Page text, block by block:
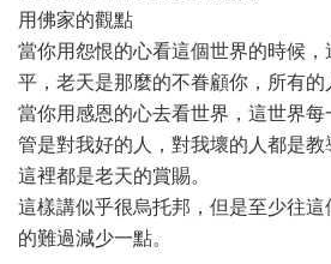
用佛家的觀點
當你用怨恨的心看這個世界的時候
平，老天是那麼的不眷顧你，所有的
當你用感恩的心去看世界，這世界
管是對我好的人，對我壞的人都是
這裡都是老天的賞賜。
這樣講似乎很烏托邦，但是至少往
的難過減少一點。